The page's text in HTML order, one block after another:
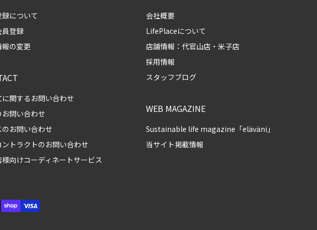
について
登録
報の変更
に関するお問い合わせ
お問い合わせ
のお問い合わせ
トラクトのお問い合わせ
向けコーディネートサービス
会社概要
LifePlaceについて
店舗情報： 代官山店・ 米子店
採用情報
スタッフブログ
WEB MAGAZINE
Sustainable life magazine「eläväni」
当サイト掲載情報